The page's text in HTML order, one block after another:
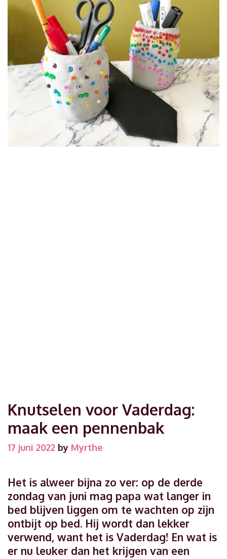
Knutselen voor Vaderdag:
maak een pennenbak
17 juni 2022 by Myrthe
Het is alweer bijna zo ver: op de derde
zondag van juni mag papa wat langer in
bed blijven liggen om te wachten op zijn
ontbijt op bed. Hij wordt dan lekker
verwend, want het is Vaderdag! En wat is
er nu leuker dan het krijgen van een